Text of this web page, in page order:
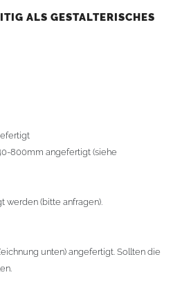
EUR).
finden Sie unter
ALS GESTALTERISCHES
800mm angefertigt (siehe
werden (bitte anfragen).
unten) angefertigt. Sollten die